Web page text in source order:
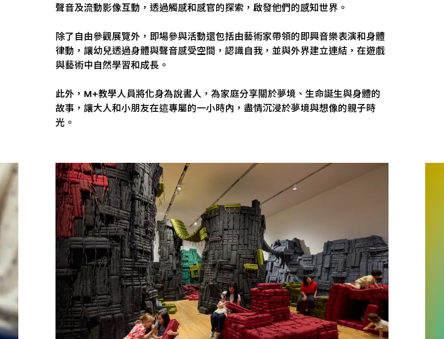
聲音及流動影像互動，透過觸感和感官的探索，啟發他們的感知世界。
除了自由參觀展覽外，即場參與活動還包括由藝術家帶領的即興音樂表演和身體
律動，讓幼兒透過身體與聲音感受空間，認識自我，並與外界建立連結，在遊戲
與藝術中自然學習和成長。
此外，M+教學人員將化身為說書人，為家庭分享關於夢境、生命誕生與身體的
故事，讓大人和小朋友在這專屬的一小時內，盡情沉浸於夢境與想像的親子時
光。